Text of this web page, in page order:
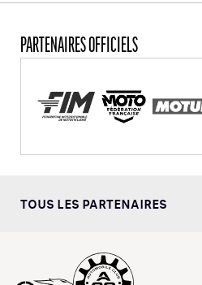
PARTENAIRES OFFICIELS
TOUS LES PARTENAIRES